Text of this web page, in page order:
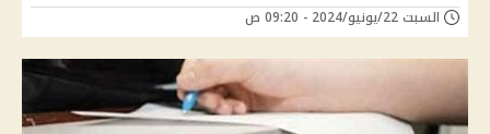
السبت 22/يونيو/2024 - 09:20 ص